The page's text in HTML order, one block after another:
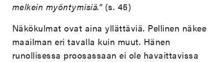
melkein myöntymisiä.”(s. 45)
Näkökulmat ovat aina yllättäviä. Pellinen näkee
maailman eri tavalla kuin muut. Hänen
runollisessa proosassaan ei ole havaittavissa